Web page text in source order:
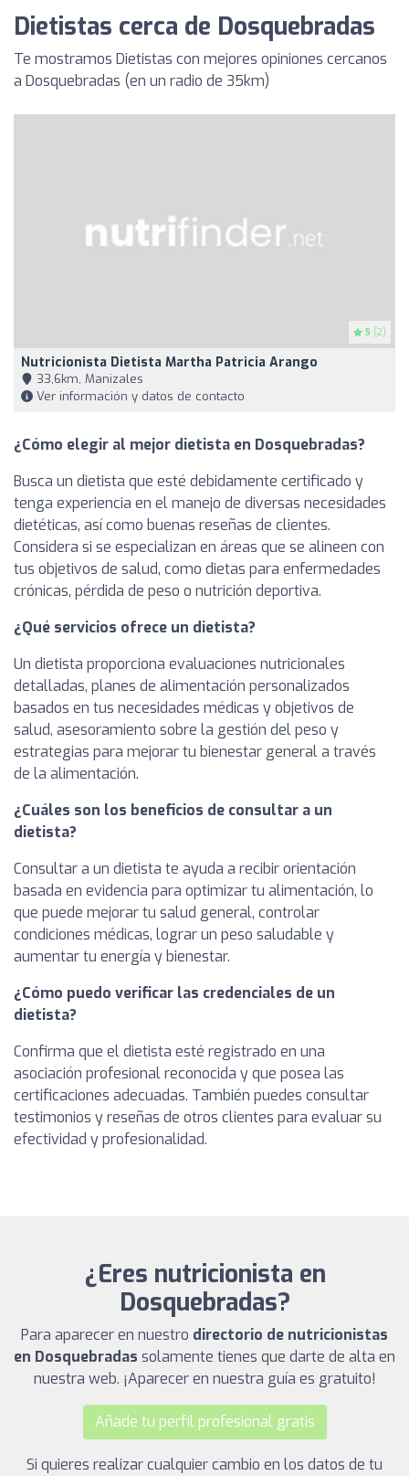
Dietistas cerca de Dosquebradas
Te mostramos Dietistas con mejores opiniones cercanos
a Dosquebradas (en un radio de 35km)
5 (2)
Nutricionista Dietista Martha Patricia Arango
33,6km, Manizales
Ver información y datos de contacto
¿Cómo elegir al mejor dietista en Dosquebradas?
Busca un dietista que esté debidamente certificado y
tenga experiencia en el manejo de diversas necesidades
dietéticas, así como buenas reseñas de clientes.
Considera si se especializan en áreas que se alineen con
tus objetivos de salud, como dietas para enfermedades
crónicas, pérdida de peso o nutrición deportiva.
¿Qué servicios ofrece un dietista?
Un dietista proporciona evaluaciones nutricionales
detalladas, planes de alimentación personalizados
basados en tus necesidades médicas y objetivos de
salud, asesoramiento sobre la gestión del peso y
estrategias para mejorar tu bienestar general a través
de la alimentación.
¿Cuáles son los beneficios de consultar a un
dietista?
Consultar a un dietista te ayuda a recibir orientación
basada en evidencia para optimizar tu alimentación, lo
que puede mejorar tu salud general, controlar
condiciones médicas, lograr un peso saludable y
aumentar tu energía y bienestar.
¿Cómo puedo verificar las credenciales de un
dietista?
Confirma que el dietista esté registrado en una
asociación profesional reconocida y que posea las
certificaciones adecuadas. También puedes consultar
testimonios y reseñas de otros clientes para evaluar su
efectividad y profesionalidad.
¿Eres nutricionista en
Dosquebradas?
Para aparecer en nuestro directorio de nutricionistas
en Dosquebradas solamente tienes que darte de alta en
nuestra web. ¡Aparecer en nuestra guía es gratuito!
Añade tu perfil profesional gratis
Si quieres realizar cualquier cambio en los datos de tu